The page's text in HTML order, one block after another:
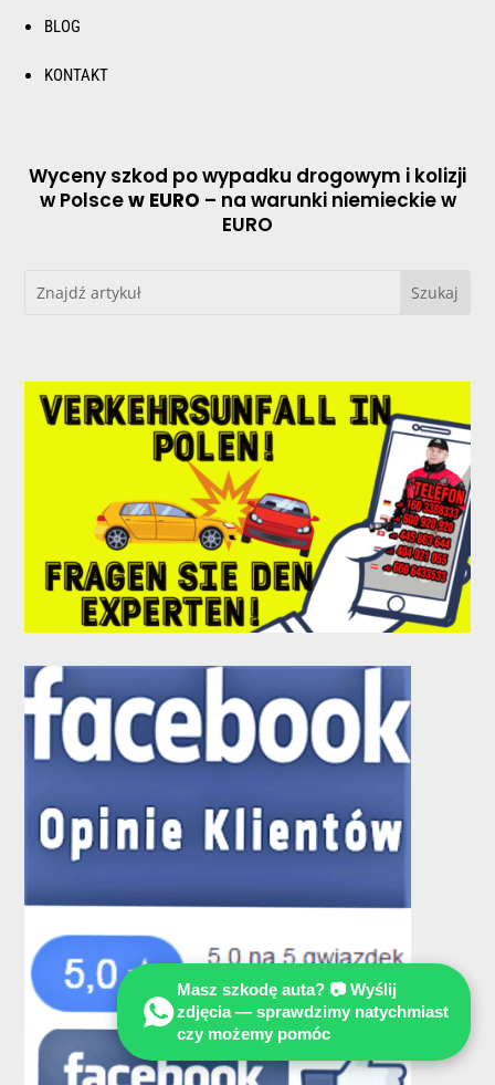
BLOG
KONTAKT
Wyceny szkod po wypadku drogowym i kolizji
w Polscew EURO – na warunki niemieckie w
EURO
Masz szkodę auta? 📷 Wyślij
zdjęcia — sprawdzimy natychmiast
czy możemy pomóc